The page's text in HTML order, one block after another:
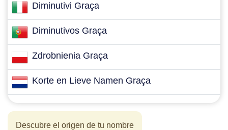
Diminutivi Graça
Diminutivos Graça
Zdrobnienia Graça
Korte en Lieve Namen Graça
Descubre el origen de tu nombre